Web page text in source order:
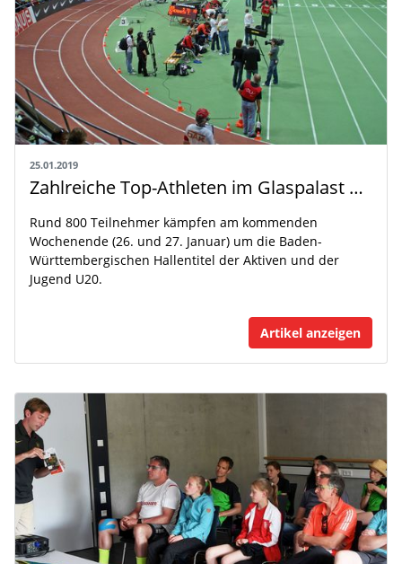
25.01.2019
Zahlreiche Top-Athleten im Glaspalast am Start
Rund 800 Teilnehmer kämpfen am kommenden
Wochenende (26. und 27. Januar) um die Baden-
Württembergischen Hallentitel der Aktiven und der
Jugend U20.
Artikel anzeigen